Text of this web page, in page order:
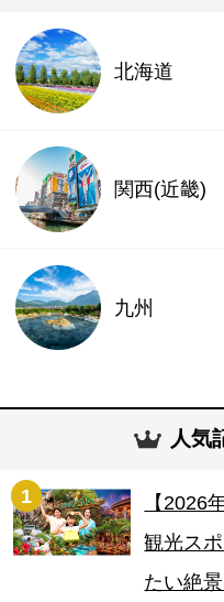
北海道
関西(近畿)
九州
人気
1
【2026
観光ス
たい絶